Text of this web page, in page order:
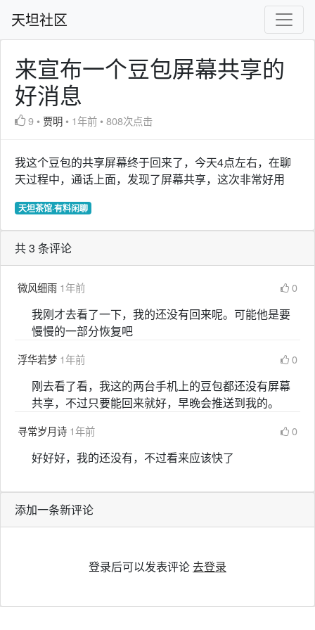
天坦社区
来宣布一个豆包屏幕共享的
好消息
9 • 贾明 • 1年前 •808次点击
我这个豆包的共享屏幕终于回来了，今天4点左右，在聊
天过程中，通话上面，发现了屏幕共享，这次非常好用
天坦茶馆·有料闲聊
共 3 条评论
微风细雨 1年前 0
我刚才去看了一下，我的还没有回来呢。可能他是要
慢慢的一部分恢复吧
浮华若梦 1年前 0
刚去看了看，我这的两台手机上的豆包都还没有屏幕
共享，不过只要能回来就好，早晚会推送到我的。
寻常岁月诗 1年前 0
好好好，我的还没有，不过看来应该快了
添加一条新评论
登录后可以发表评论去登录